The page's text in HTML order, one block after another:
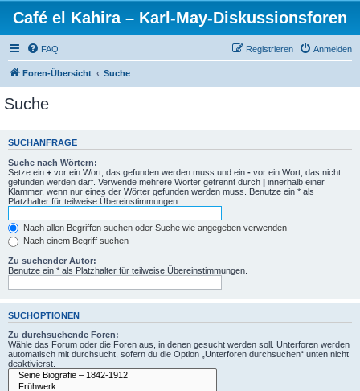
Café el Kahira – Karl-May-Diskussionsforen
FAQ Anmelden
Registrieren
Foren-Übersicht Suche
Suche
SUCHANFRAGE
Suche nach Wörtern:
Setze ein + vor ein Wort, das gefunden werden muss und ein - vor ein Wort, das nicht
gefunden werden darf. Verwende mehrere Wörter getrennt durch | innerhalb einer
Klammer, wenn nur eines der Wörter gefunden werden muss. Benutze ein * als
Platzhalter für teilweise Übereinstimmungen.
Nach allen Begriffen suchen oder Suche wie angegeben verwenden
Nach einem Begriff suchen
Zu suchender Autor:
Benutze ein * als Platzhalter für teilweise Übereinstimmungen.
SUCHOPTIONEN
Zu durchsuchende Foren:
Wähle das Forum oder die Foren aus, in denen gesucht werden soll. Unterforen werden
automatisch mit durchsucht, sofern du die Option „Unterforen durchsuchen“ unten nicht
deaktivierst.